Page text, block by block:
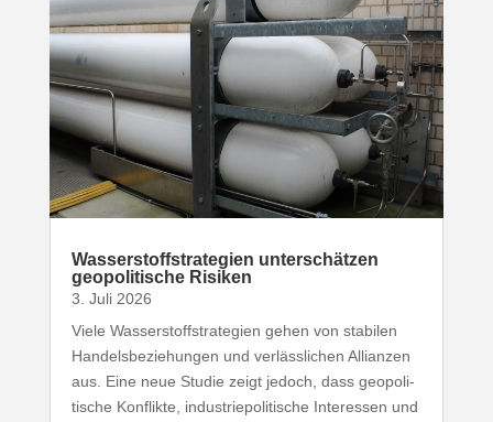
Wasser­stoff­stra­tegien unter­schätzen
geopo­li­tische Risiken
3. Juli 2026
Viele Wasser­stoff­stra­tegien gehen von stabilen
Handels­be­zie­hungen und verläss­lichen Allianzen
aus. Eine neue Studie zeigt jedoch, dass geopo­li­
tische Konflikte, indus­trie­po­li­tische Inter­essen und